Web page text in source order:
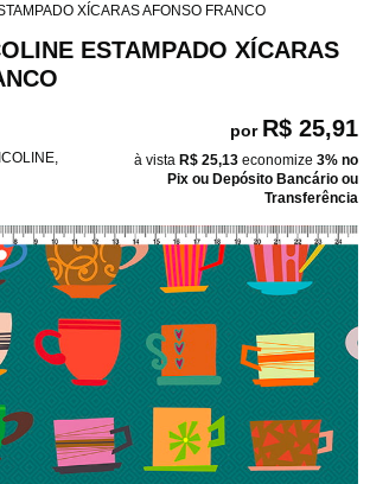
XÍCARAS AFONSO FRANCO
ESTAMPADO XÍCARAS
por R$ 25,91
à vista R$ 25,13 economize 3% no
Pix ou Depósito Bancário ou
Transferência